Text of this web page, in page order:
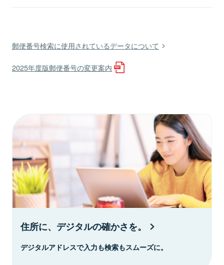
郵便番号検索に使用されているデータについて
2025年度版郵便番号の変更案内
住所に、デジタルの確かさを。
デジタルアドレスで入力も検索もスムーズに。